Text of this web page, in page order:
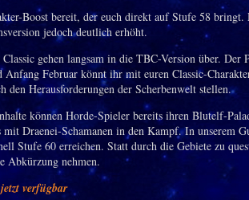
Boost bereit, der euch direkt auf Stufe 58 bringt.
jedoch deutlich erhöht.
gehen langsam in die TBC-Version über. Der
Februar könnt ihr mit euren Classic-
den Herausforderungen der Scherbenwelt stellen.
können Horde-Spieler bereits ihren Blutelf-
Draenei-Schamanen in den Kampf. In unserem
Stufe 60 erreichen. Statt durch die Gebiete zu
Abkürzung nehmen.
verfügbar